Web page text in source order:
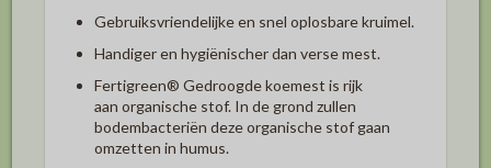
Gebruiksvriendelijke en snel oplosbare kruimel.
Handiger en hygiënischer dan verse mest.
Fertigreen® Gedroogde koemest is rijk
aan organische stof. In de grond zullen
bodembacteriën deze organische stof gaan
omzetten in humus.